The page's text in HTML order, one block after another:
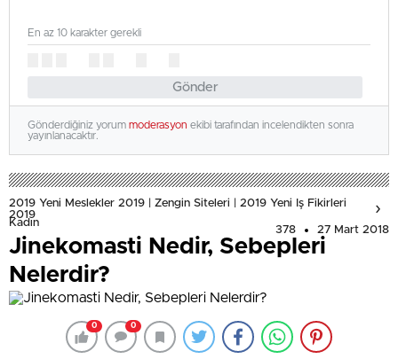
Gönder
En az 10 karakter gerekli
Gönderdiğiniz yorum moderasyon ekibi tarafından incelendikten sonra
yayınlanacaktır.
2019 Yeni Meslekler 2019 | Zengin Siteleri | 2019 Yeni Iş Fikirleri
2019
Kadın
378 27 Mart 2018
Jinekomasti Nedir, Sebepleri
Nelerdir?
0 0